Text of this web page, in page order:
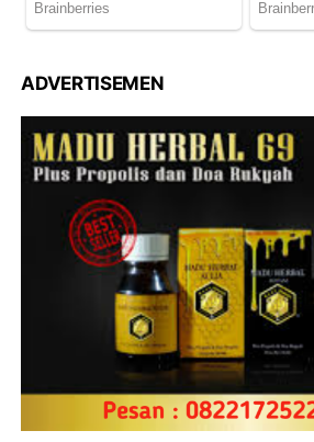
ADVERTISEMEN